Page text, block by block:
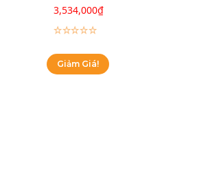
3,534,000₫
Lựa chọn các tùy chọn
Giảm Giá!